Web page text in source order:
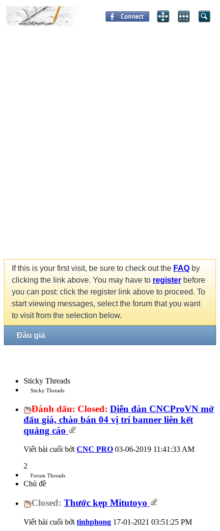
If this is your first visit, be sure to check out the FAQ by
clicking the link above. You may have to register before
you can post: click the register link above to proceed. To
start viewing messages, select the forum that you want
to visit from the selection below.
Đấu giá
Sticky Threads
Sticky Threads
Đánh dấu: Closed: Diễn đàn CNCProVN mở
đấu giá, chào bán 04 vị trí banner liên kết
quảng cáo
Viết bài cuối bởi CNC PRO 03-06-2019 11:41:33 AM
2
Forum Threads
Chủ đề
Closed: Thước kẹp Mitutoyo
Viết bài cuối bởi tinhphong 17-01-2021 03:51:25 PM